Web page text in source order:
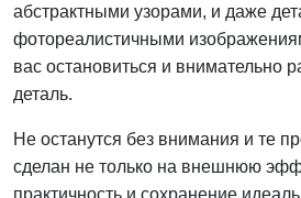
абстрактными узорами, и даже
фотореалистичными
вас остановиться и внимательно
деталь.
Не останутся без внимания и те
сделан не только на внешнюю
практичность и сохранение